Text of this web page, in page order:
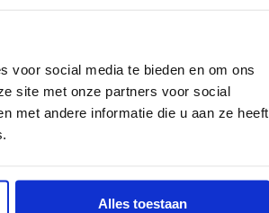
voor social media te bieden en om ons
site met onze partners voor social
met andere informatie die u aan ze heeft
Alles toestaan